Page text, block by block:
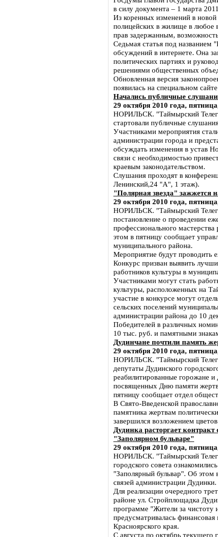
в силу документа – 1 марта
Из коренных изменений в
полицейских в жилище в любое
прав задержанным,
Седьмая статья под названием
обсуждений в интернете. Она
политических партиях и
решениями общественных
Обновленная версия
появилась на специальном
Начались публичные
29 октября 2010 года,
НОРИЛЬСК. "Таймырский
стартовали публичные
Участниками мероприятия
администрации города и
обсуждать изменения в устав
связи с необходимостью
краевым законодательством.
Слушания проходят в
Ленинский,24 "А", 1 этаж).
"Полярная звезда" зажжется
29 октября 2010 года,
НОРИЛЬСК. "Таймырский
постановление о проведении
профессионального
этом в пятницу сообщает
муниципального района.
Мероприятие будут проводить
Конкурс призван выявить
работников культуры в
Участниками могут стать
культуры, расположенных на
участие в конкурсе могут
сельских поселений
администрации района до 10
Победителей в различных
10 тыс. руб. и памятными
Дудинчане почтили память
29 октября 2010 года,
НОРИЛЬСК. "Таймырский
депутаты Дудинского
реабилитированные горожане
посвященных Дню памяти
пятницу сообщает отдел
В Свято-Введенской
памятника жертвам
завершился возложением
Дудинка расторгает
"Заполярном бульваре"
29 октября 2010 года,
НОРИЛЬСК. "Таймырский
городского совета
"Заполярный бульвар". Об этом
связей администрации Дудинки.
Для реализации очередного
районе ул. Стройплощадка
программе "Жители за чистоту
предусматривалась
Красноярского края.
С августа по октябрь текущего